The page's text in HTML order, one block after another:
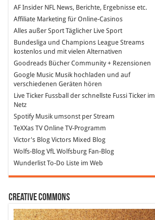
AF InsiderNFL News, Berichte, Ergebnisse etc.
Affiliate Marketingfür Online-Casinos
Alles außer SportTäglicher Live Sport
Bundesliga und Champions League Streams
kostenlos und mit vielen Alternativen
GoodreadsBücher Community + Rezensionen
Google MusicMusik hochladen und auf
verschiedenen Geräten hören
Live Ticker Fussball
der schnellste Fussi Ticker im
Netz
SpotifyMusik umsonst per Stream
TeXXas TVOnline TV-Programm
Victor's BlogVictors Mixed Blog
Wolfs-BlogVfL Wolfsburg Fan-Blog
WunderlistTo-Do Liste im Web
Creative Commons